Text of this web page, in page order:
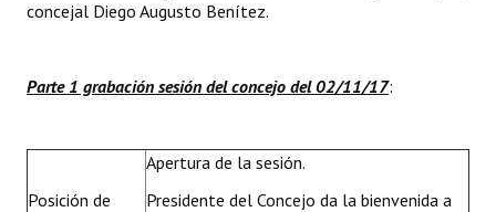
Resoluciones de Presidencia
Antiguos Pobladores
concejal Diego Augusto Benítez.
Parte 1 grabación sesión del concejo del 02/11/17:
Posición de
Apertura de la sesión.
Presidente del Concejo da la bienvenida a